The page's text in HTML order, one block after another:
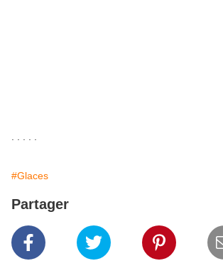
#Glaces
Partager